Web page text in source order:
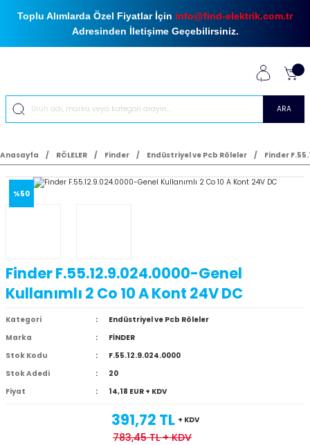
Toplu Alımlarda Özel Fiyatlar İçin info@find-elektrik.com.tr
Adresinden İletişime Geçebilirsiniz.
ARA
Anasayfa RÖLELER Finder Endüstriyel ve Pcb Röleler Finder
%50
Finder F.55.12.9.024.0000-Genel
Kullanımlı 2 Co 10 A Kont 24V DC
Kategori
Endüstriyel ve Pcb Röleler
Marka
FİNDER
Stok Kodu
F.55.12.9.024.0000
Stok Adedi
20
Fiyat
14,18 EUR + KDV
391,72 TL + KDV
783,45 TL+ KDV